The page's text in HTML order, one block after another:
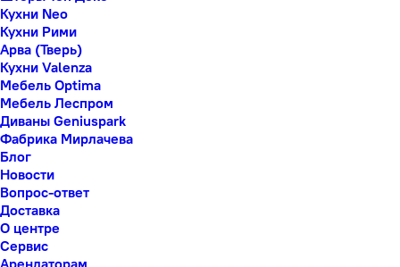
Кухни Neo
Кухни Рими
Арва (Тверь)
Кухни Valenza
Мебель Optima
Мебель Леспром
Диваны Geniuspark
Фабрика Мирлачева
Блог
Новости
Вопрос-ответ
Доставка
О центре
Сервис
Арендаторам